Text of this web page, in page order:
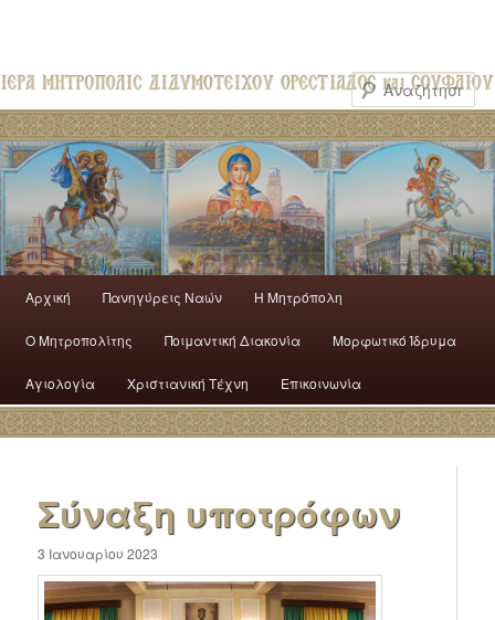
Αρχική Πανηγύρεις Ναών H Mητρόπολη
Ο Mητροπολίτης Ποιμαντική Διακονία Μορφωτικό Ίδρυμα
Αγιολογία Χριστιανική Τέχνη Επικοινωνία
Σύναξη υποτρόφων
3 Ιανουαρίου 2023